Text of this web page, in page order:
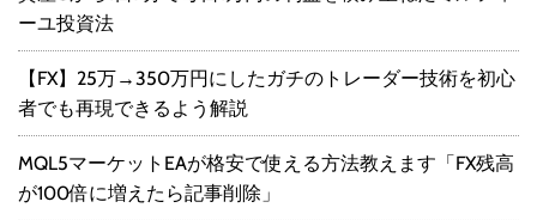
ーユ投資法
【FX】25万→350万円にしたガチのトレーダー技術を初心
者でも再現できるよう解説
MQL5マーケットEAが格安で使える方法教えます「FX残高
が100倍に増えたら記事削除」